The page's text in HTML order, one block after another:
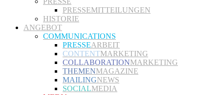
PRESSEMITTEILUNGEN
HISTORIE
ANGEBOT
COMMUNICATIONS
PRESSEARBEIT
CONTENTMARKETING
COLLABORATIONMARKETING
THEMENMAGAZINE
MAILINGNEWS
SOCIALMEDIA